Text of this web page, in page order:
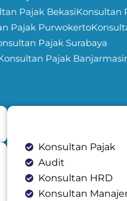
Pajak BekasiKonsultan
Pajak Purwokerto
Pajak Surabaya
Pajak
Konsultan Pajak
Audit
Konsultan HRD
Konsultan